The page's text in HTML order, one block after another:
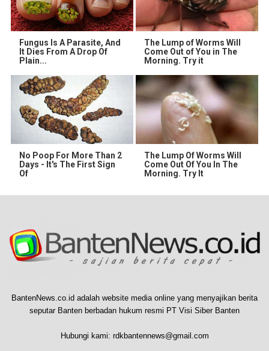
Fungus Is A Parasite, And
It Dies From A Drop Of
Plain...
The Lump of Worms Will
Come Out of You in The
Morning. Try it
No Poop For More Than 2
Days - It's The First Sign
Of
The Lump Of Worms Will
Come Out Of You In The
Morning. Try It
BantenNews.co.id adalah website media online yang menyajikan berita
seputar Banten berbadan hukum resmi PT Visi Siber Banten
Hubungi kami: rdkbantennews@gmail.com